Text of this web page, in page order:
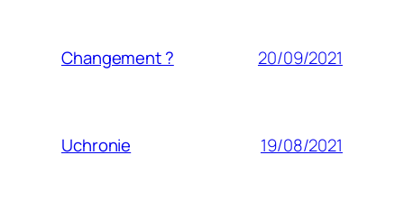
Changement ? 20/09/2021
Uchronie 19/08/2021